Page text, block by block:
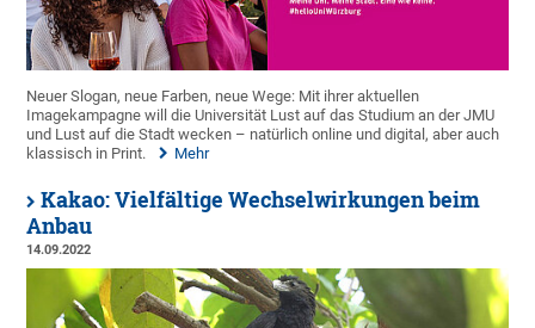
Neuer Slogan, neue Farben, neue Wege: Mit ihrer aktuellen
Imagekampagne will die Universität Lust auf das Studium an der JMU
und Lust auf die Stadt wecken – natürlich online und digital, aber auch
klassisch in Print.
Mehr
Kakao: Vielfältige Wechselwirkungen beim
Anbau
14.09.2022